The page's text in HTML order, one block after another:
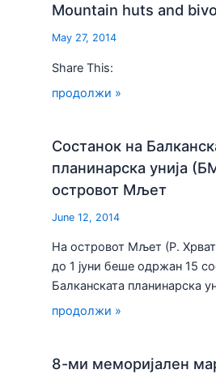
Mountain huts and
May 27, 2014
Share This:
продолжи »
Состанок на
планинарска унија
островот Мљет
June 12, 2014
На островот Мљет (Р.
до 1 јуни беше одржан 15
Балканската планинарска
продолжи »
8-ми меморијален